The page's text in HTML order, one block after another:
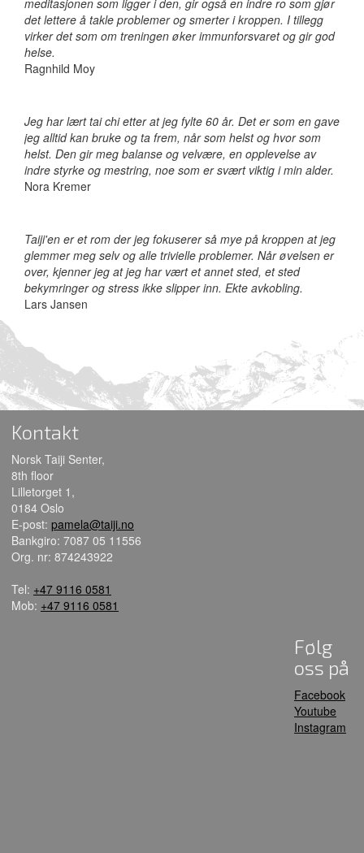
meditasjonen som ligger i den, gir også en indre ro som gjør
det lettere å takle problemer og smerter i kroppen. I tillegg
virker det som om treningen øker immunforsvaret og gir god
helse.
Ragnhild Moy
Jeg har lært tai chi etter at jeg fylte 60 år. Det er som en gave
jeg alltid kan bruke og ta frem, når som helst og hvor som
helst. Den gir meg balanse og velvære, en opplevelse av
indre styrke og mestring, noe som er svært viktig i min alder.
Nora Kremer
Taiji'en er et rom der jeg fokuserer så mye på kroppen at jeg
glemmer meg selv og alle trivielle problemer. Når øvelsen er
over, kjenner jeg at jeg har vært et annet sted, et sted
bekymringer og stress ikke slipper inn. Ekte avkobling.
Lars Jansen
Kontakt
Norsk Taiji Senter,
8th floor
Lilletorget 1,
0184 Oslo
E-post: pamela@taiji.no
Bankgiro: 7087 05 11556
Org. nr: 874243922
Tel: +47 9116 0581
Mob: +47 9116 0581
Følg
oss på
Facebook
Youtube
Instagram